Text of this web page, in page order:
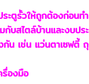
ะตูรั้วให้ถูกต้องก่อนทำ
กับสไตล์บ้านและงบป
น เช่น แว่นตาเซฟตี้
รื่องมือ